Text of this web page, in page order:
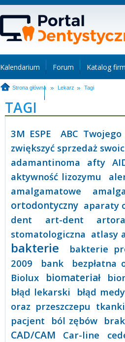
Kalendarium Forum Katalog firm
+Reklama
Strona główna Lekarz Tagi
TAGI
3M ESPE ABC
zwiększyć sprzedaż
adamantinoma
afty
aktywność lizozymu
amalgamatowe
ortodontyczny aparaty
dent
art-dent
stomatologiczna atlasy
bakterie bakterie
2009
bank bezpłatna
Biolux
biomateriał
błąd lekarski
błąd
oraz przeszczepu tkanki
pacjent ból zębów
CAD/CAM
Car-line